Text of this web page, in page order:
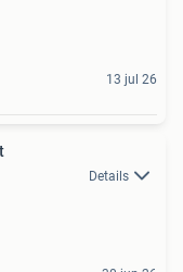
13 jul 26
Details